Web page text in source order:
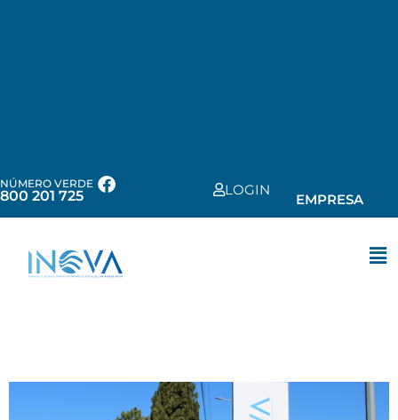
NÚMERO VERDE
800 201 725 LOGIN
EMPRESA